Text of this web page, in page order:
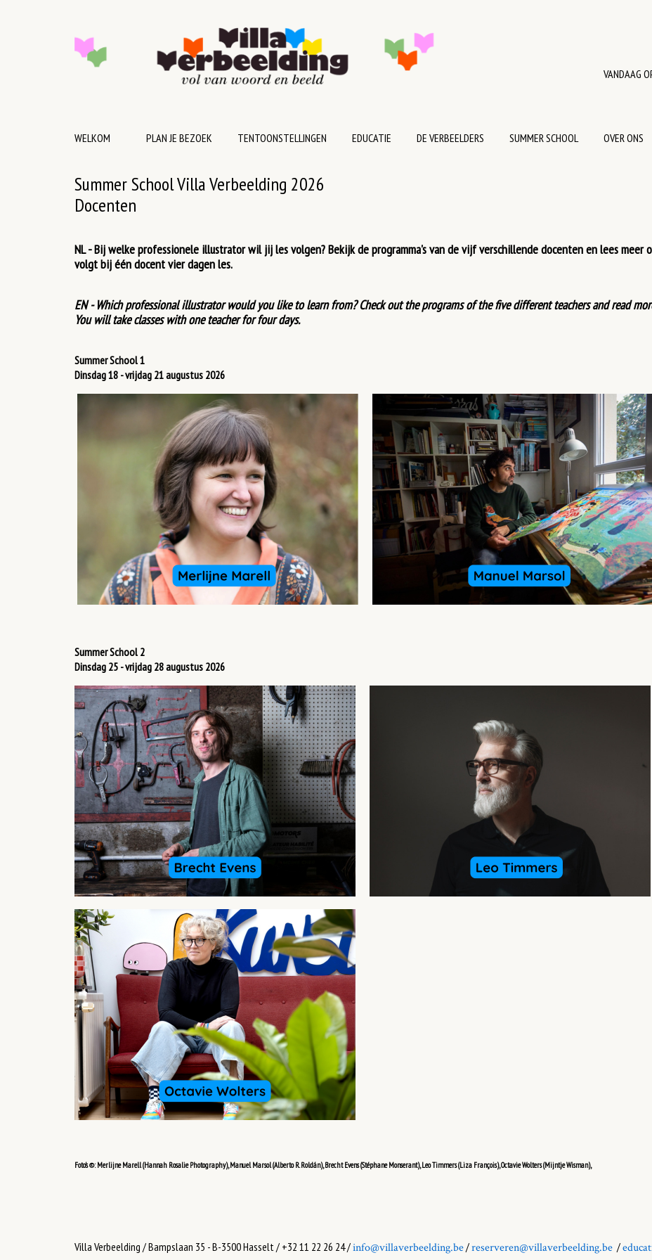
VANDAAG
MENU
WELKOM PLAN JE BEZOEK TENTOONSTELLINGEN EDUCATIE DE VERBEELDERS SUMMER SCHOOL OVER ONS
Summer School Villa Verbeelding 2026
Docenten
NL - Bij welke professionele illustrator wil jij les volgen? Bekijk de programma's van de vijf verschillende docenten en lees meer
volgt bij één docent vier dagen les.
EN - Which professional illustrator would you like to learn from? Check out the programs of the five different teachers and read
You will take classes with one teacher for four days.
Summer School 1
Dinsdag 18 - vrijdag 21 augustus 2026
Summer School 2
Dinsdag 25 - vrijdag 28 augustus 2026
Foto's ©: Merlijne Marell (Hannah Rosalie Photography), Manuel Marsol (Alberto R. Roldán), Brecht Evens (Stéphane Monserant), Leo Timmers (Liza François), Octavie Wolters (Mijntje Wisman),
Villa Verbeelding / Bampslaan 35 - B-3500 Hasselt / +32 11 22 26 24 /info@villaverbeelding.be/reserveren@villaverbeelding.be /